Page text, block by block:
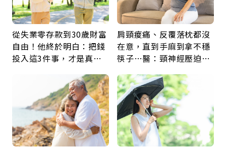
從失業零存款到30歲財富
自由！他終於明白：把錢
投入這3件事，才是真正
肩頸痠痛、反覆落枕都沒
在意，直到手麻到拿不穩
筷子…醫：頸神經壓迫上
鍵